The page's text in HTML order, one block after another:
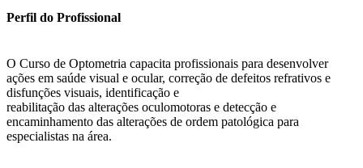
Perfil do Profissional
O Curso de Optometria capacita profissionais para desenvolver
ações em saúde visual e ocular, correção de defeitos refrativos e
disfunções visuais, identificação e
reabilitação das alterações oculomotoras e detecção e
encaminhamento das alterações de ordem patológica para
especialistas na área.